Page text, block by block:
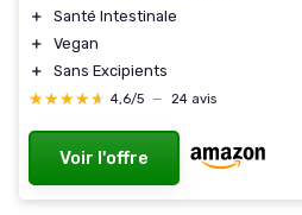
＋
Santé Intestinale
＋
Vegan
＋
Sans Excipients
★★★★★
★★★★★ 4,6/5 — 24 avis
Voir l'offre